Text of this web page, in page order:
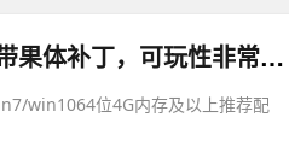
剑灵-御剑修仙版任务副本修复完善，带果体补丁，可玩性非常高+GM工具
win1064位4G内存及以上推荐配